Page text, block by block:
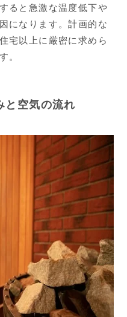
ると急激な温度低下や
になります。計画的な
宅以上に厳密に求めら
。
と空気の流れ